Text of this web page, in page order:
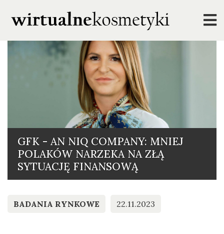
GFK - AN NIQ COMPANY: MNIEJ
POLAKÓW NARZEKA NA ZŁĄ
SYTUACJĘ FINANSOWĄ
BADANIA RYNKOWE 22.11.2023